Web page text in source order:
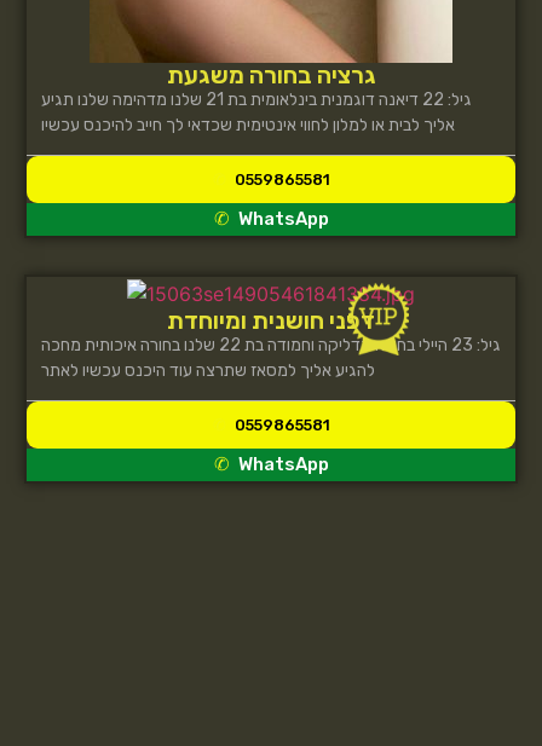
גרציה בחורה משגעת
גיל: 22 דיאנה דוגמנית בינלאומית בת 21 שלנו מדהימה שלנו תגיע
אליך לבית או למלון לחווי אינטימית שכדאי לך חייב להיכנס עכשיו
0559865581
WhatsApp
דפני חושנית ומיוחדת
גיל: 23 היילי בחורה מדליקה וחמודה בת 22 שלנו בחורה איכותית מחכה
להגיע אליך למסאז שתרצה עוד היכנס עכשיו לאתר
0559865581
WhatsApp